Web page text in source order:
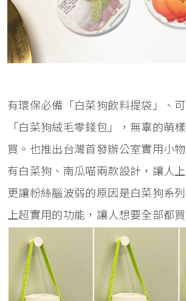
有環保必備「白菜狗飲料提袋」、
「白菜狗絨毛零錢包」，無辜的萌
買。也推出台灣首發辦公室實用小
有白菜狗、南瓜喵兩款設計，讓人
更讓粉絲腦波弱的原因是白菜狗系
上超實用的功能，讓人想要全部都買